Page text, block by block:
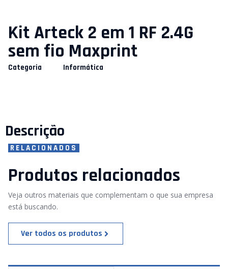
Kit Arteck 2 em 1 RF 2.4G
sem fio Maxprint
Categoria Informática
Descrição
RELACIONADOS
Produtos relacionados
Veja outros materiais que complementam o que sua empresa
está buscando.
Ver todos os produtos